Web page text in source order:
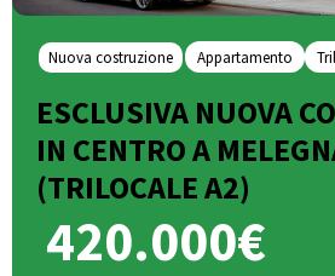
Nuova costruzione Appartamento
ESCLUSIVA NUOVA
IN CENTRO A
(TRILOCALE A2)
420.000€